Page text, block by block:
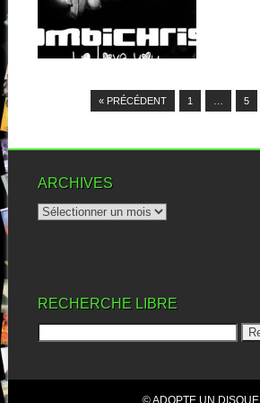
de Combichist. Oh, j’ai bien...
« PRÉCÉDENT 1 5
ARCHIVES
RECHERCHE LIBRE